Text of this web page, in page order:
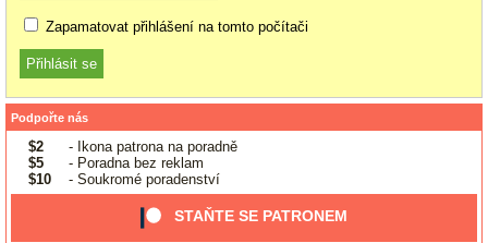
Zapamatovat přihlášení na tomto počítači
Podpořte nás
$2
- Ikona patrona na poradně
$5
- Poradna bez reklam
$10
- Soukromé poradenství
STAŇTE SE PATRONEM